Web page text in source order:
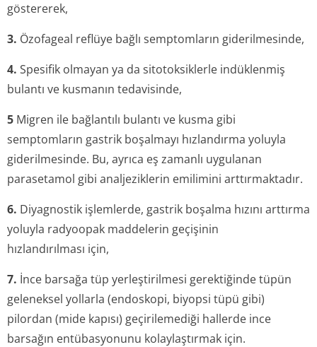
göstererek,
3. Özofageal reflüye bağlı semptomların giderilmesinde,
4. Spesifik olmayan ya da sitotoksiklerle indüklenmiş
bulantı ve kusmanın tedavisinde,
5 Migren ile bağlantılı bulantı ve kusma gibi
semptomların gastrik boşalmayı hızlandırma yoluyla
giderilmesinde. Bu, ayrıca eş zamanlı uygulanan
parasetamol gibi analjeziklerin emilimini arttırmaktadır.
6. Diyagnostik işlemlerde, gastrik boşalma hızını arttırma
yoluyla radyoopak maddelerin geçişinin
hızlandırılması iç­in,
7. İnce barsağa tüp yerleştirilmesi gerektiğinde tüpün
geleneksel yollarla (endoskopi, biyopsi tüpü gibi)
pilordan (mide kapısı) geçirilemediği hallerde ince
barsağın entübasyonunu kolaylaştırmak iç­in.